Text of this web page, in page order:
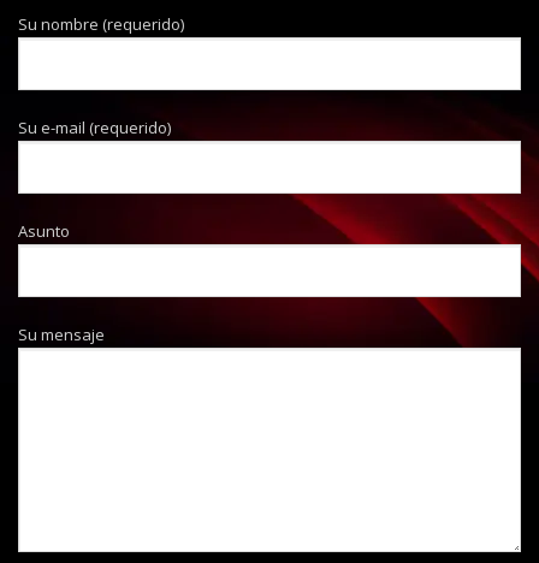
Su nombre (requerido)
Su e-mail (requerido)
Asunto
Su mensaje